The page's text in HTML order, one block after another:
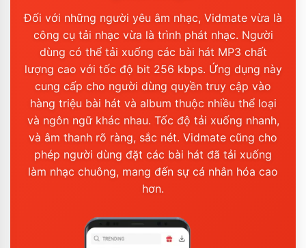
Đối với những người yêu âm nhạc, Vidmate vừa là
công cụ tải nhạc vừa là trình phát nhạc. Người
dùng có thể tải xuống các bài hát MP3 chất
lượng cao với tốc độ bit 256 kbps. Ứng dụng này
cung cấp cho người dùng quyền truy cập vào
hàng triệu bài hát và album thuộc nhiều thể loại
và ngôn ngữ khác nhau. Tốc độ tải xuống nhanh,
và âm thanh rõ ràng, sắc nét. Vidmate cũng cho
phép người dùng đặt các bài hát đã tải xuống
làm nhạc chuông, mang đến sự cá nhân hóa cao
hơn.